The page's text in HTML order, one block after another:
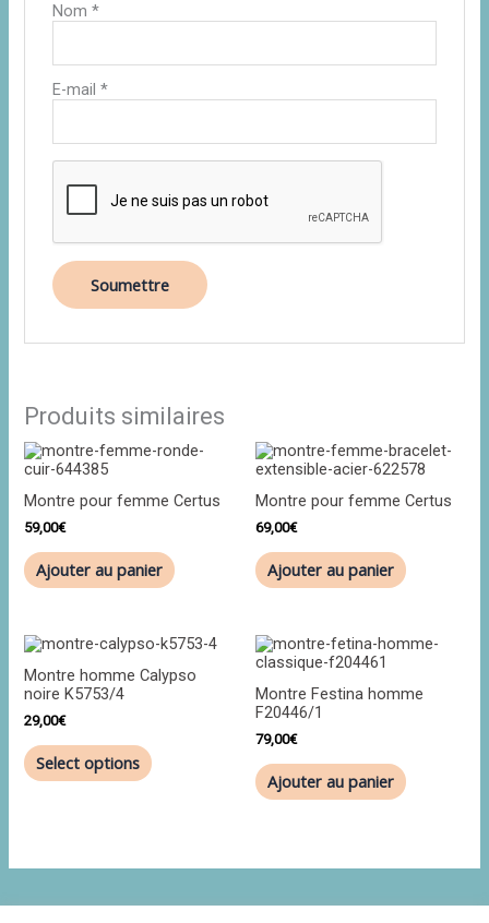
Nom *
E-mail *
Produits similaires
Montre pour femme Certus
59,00€
Ajouter au panier
Montre pour femme Certus
69,00€
Ajouter au panier
Montre homme Calypso
noire K5753/4
29,00€
Select options
Montre Festina homme
F20446/1
79,00€
Ajouter au panier